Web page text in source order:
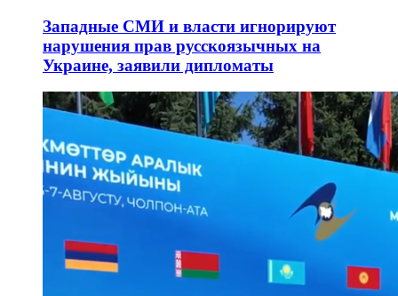
Западные СМИ и власти игнорируют
нарушения прав русскоязычных на
Украине, заявили дипломаты